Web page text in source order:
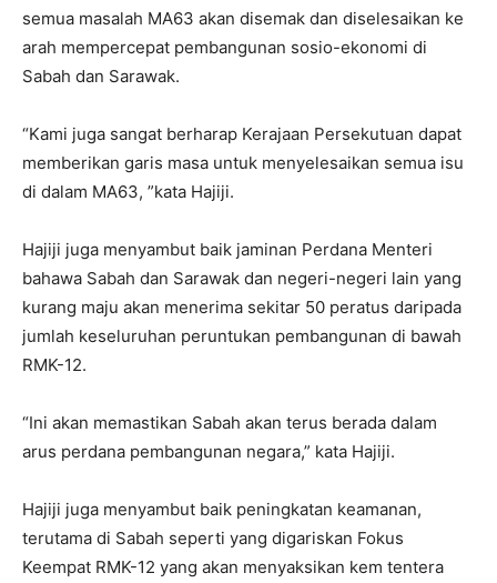
semua masalah MA63 akan disemak dan diselesaikan ke
arah mempercepat pembangunan sosio-ekonomi di
Sabah dan Sarawak.
“Kami juga sangat berharap Kerajaan Persekutuan dapat
memberikan garis masa untuk menyelesaikan semua isu
di dalam MA63, ”kata Hajiji.
Hajiji juga menyambut baik jaminan Perdana Menteri
bahawa Sabah dan Sarawak dan negeri-negeri lain yang
kurang maju akan menerima sekitar 50 peratus daripada
jumlah keseluruhan peruntukan pembangunan di bawah
RMK-12.
“Ini akan memastikan Sabah akan terus berada dalam
arus perdana pembangunan negara,” kata Hajiji.
Hajiji juga menyambut baik peningkatan keamanan,
terutama di Sabah seperti yang digariskan Fokus
Keempat RMK-12 yang akan menyaksikan kem tentera